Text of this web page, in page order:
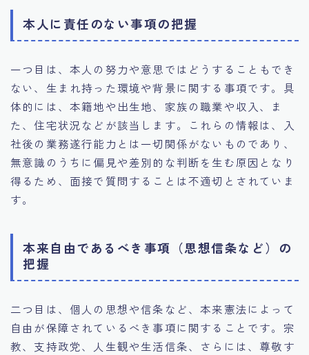
本人に責任のない事項の把握
一つ目は、本人の努力や意思ではどうすることもでき
ない、生まれ持った環境や背景に関する事項です。具
体的には、本籍地や出生地、家族の職業や収入、ま
た、住宅状況などが該当します。これらの情報は、入
社後の業務遂行能力とは一切関係がないものであり、
無意識のうちに偏見や差別的な判断を生む原因となり
得るため、面接で質問することは不適切とされていま
す。
本来自由であるべき事項（思想信条など）の
把握
二つ目は、個人の思想や信条など、本来憲法によって
自由が保障されているべき事項に関することです。宗
教、支持政党、人生観や生活信条、さらには、尊敬す